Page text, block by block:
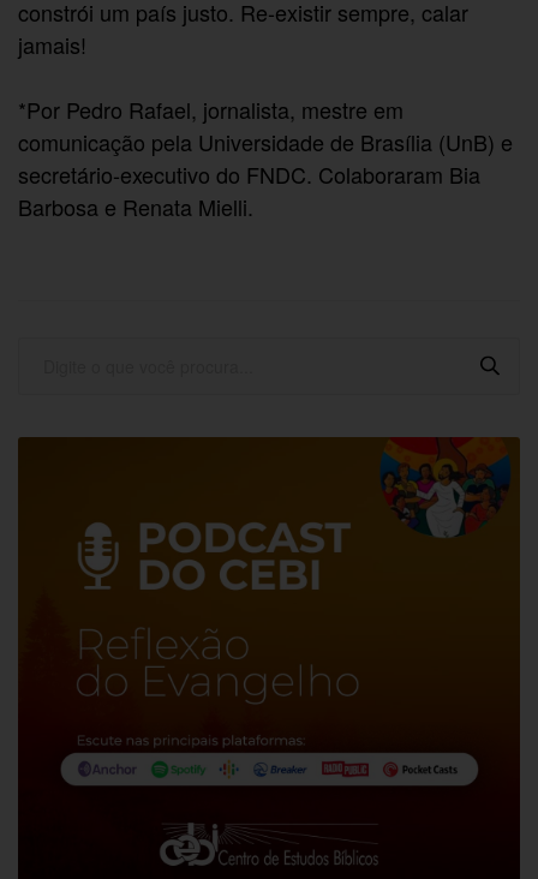
constrói um país justo. Re-existir sempre, calar
jamais!
*Por Pedro Rafael, jornalista, mestre em
comunicação pela Universidade de Brasília (UnB) e
secretário-executivo do FNDC. Colaboraram Bia
Barbosa e Renata Mielli.